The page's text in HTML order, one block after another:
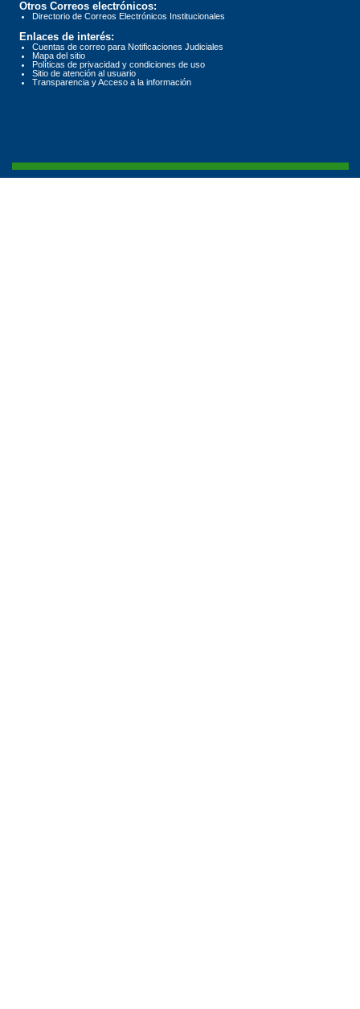
Otros Correos electrónicos:
Directorio de Correos Electrónicos Institucionales
Enlaces de interés:
Cuentas de correo para Notificaciones Judiciales
Mapa del sitio
Políticas de privacidad y condiciones de uso
Sitio de atención al usuario
Transparencia y Acceso a la información